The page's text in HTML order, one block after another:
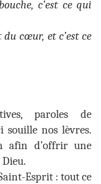
c’est ce qui
cœur, et c’est ce
paroles de
souille nos lèvres.
afin d’offrir une
Esprit : tout ce